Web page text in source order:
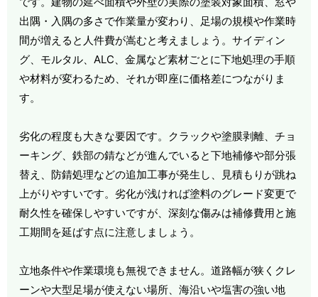
出隅・入隅の多さで作業量が変わり、足場の規模や作業時
間が増えると人件費が嵩むと考えましょう。サイディン
グ、モルタル、ALC、金属など素材ごとに下地処理の手順
や材料が変わるため、それが即座に価格差につながりま
す。
劣化の程度も大きな要因です。クラックや塗膜剥離、チョ
ーキング、鉄部の錆などが進んでいると下地補修や部分張
替え、防錆処理などの追加工事が発生し、見積もりが跳ね
上がりやすいです。劣化が浅ければ塗料のグレード変更で
耐久性を確保しやすいですが、深刻な傷みは補修費用と施
工期間を延ばす点に注意しましょう。
立地条件や作業環境も無視できません。道路幅が狭くクレ
ーンや大型足場が使えない場所、海沿いや塩害の強い地